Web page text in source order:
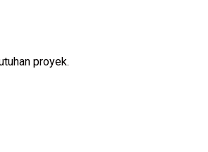
proyek.